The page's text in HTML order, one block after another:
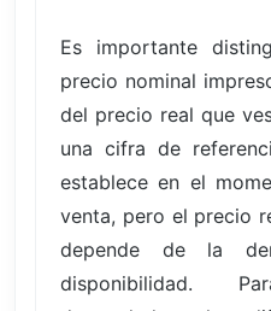
Es importante
precio nominal
del precio real que
una cifra de
establece en el
venta, pero el precio
depende de la
disponibilidad.